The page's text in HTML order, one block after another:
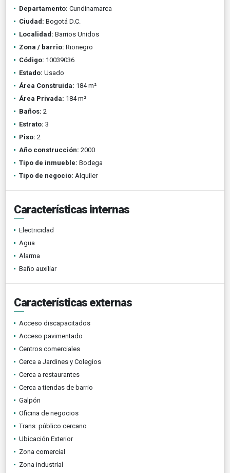
Departamento: Cundinamarca
Ciudad: Bogotá D.C.
Localidad: Barrios Unidos
Zona / barrio: Rionegro
Código: 10039036
Estado: Usado
Área Construida: 184 m²
Área Privada: 184 m²
Baños: 2
Estrato: 3
Piso: 2
Año construcción: 2000
Tipo de inmueble: Bodega
Tipo de negocio: Alquiler
Características internas
Electricidad
Agua
Alarma
Baño auxiliar
Características externas
Acceso discapacitados
Acceso pavimentado
Centros comerciales
Cerca a Jardines y Colegios
Cerca a restaurantes
Cerca a tiendas de barrio
Galpón
Oficina de negocios
Trans. público cercano
Ubicación Exterior
Zona comercial
Zona industrial